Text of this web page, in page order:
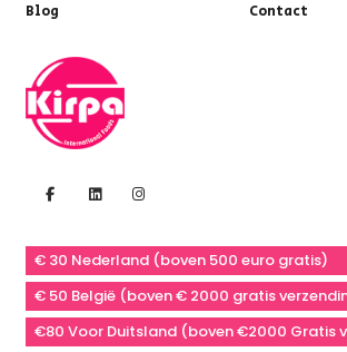
Blog
Contact
€ 30 Nederland (boven 500 euro gratis)
€ 50 België (boven € 2000 gratis
€80 Voor Duitsland (boven €2000 Gratis